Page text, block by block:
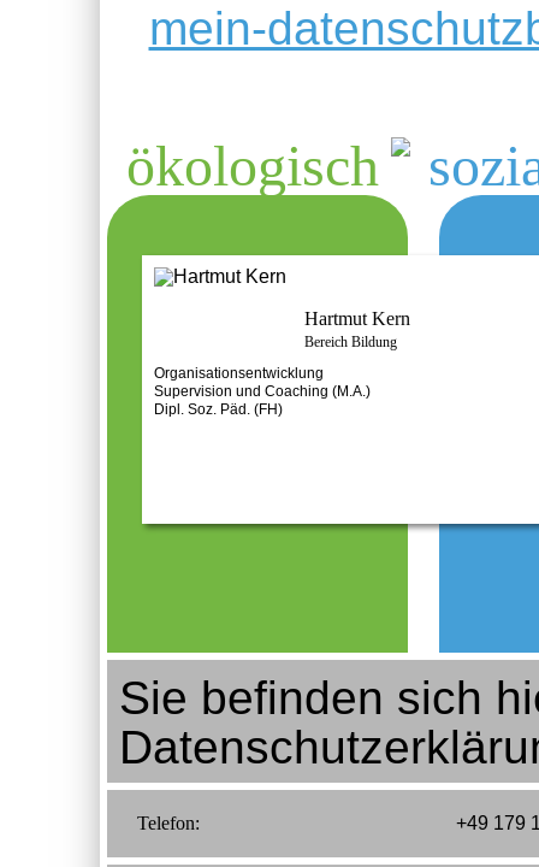
mein-
ökologisch
Hartmut Kern
Bereich Bildung
Organisationsentwicklung
Supervision und Coaching (M.A.)
Dipl. Soz. Päd. (FH)
Sie befinden sich
Telefon: +49 179